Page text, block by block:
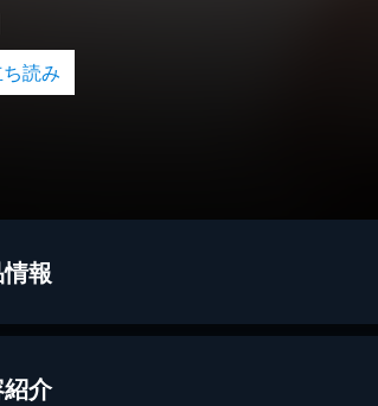
読み
報
介